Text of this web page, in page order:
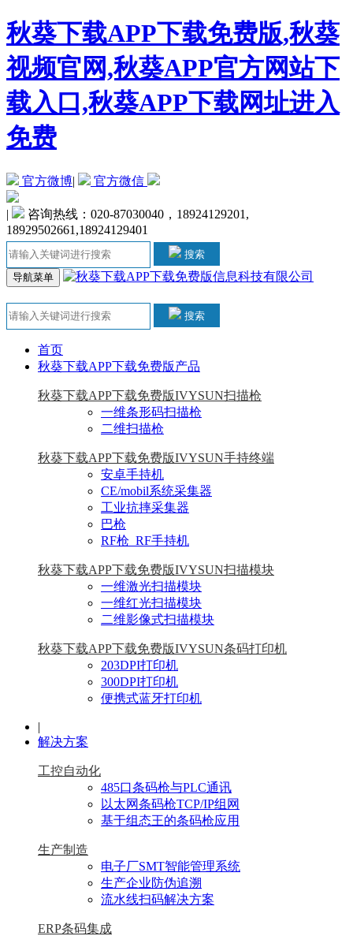
秋葵下载APP下载免费版,秋葵
视频官网,秋葵APP官方网站下
载入口,秋葵APP下载网址进入
免费
官方微博| 官方微信
|
咨询热线：020-87030040，18924129201,
18929502661,18924129401
搜索
导航菜单
搜索
首页
秋葵下载APP下载免费版产品
秋葵下载APP下载免费版IVYSUN扫描枪
一维条形码扫描枪
二维扫描枪
秋葵下载APP下载免费版IVYSUN手持终端
安卓手持机
CE/mobil系统采集器
工业抗摔采集器
巴枪
RF枪_RF手持机
秋葵下载APP下载免费版IVYSUN扫描模块
一维激光扫描模块
一维红光扫描模块
二维影像式扫描模块
秋葵下载APP下载免费版IVYSUN条码打印机
203DPI打印机
300DPI打印机
便携式蓝牙打印机
|
解决方案
工控自动化
485口条码枪与PLC通讯
以太网条码枪TCP/IP组网
基于组态王的条码枪应用
生产制造
电子厂SMT智能管理系统
生产企业防伪追溯
流水线扫码解决方案
ERP条码集成